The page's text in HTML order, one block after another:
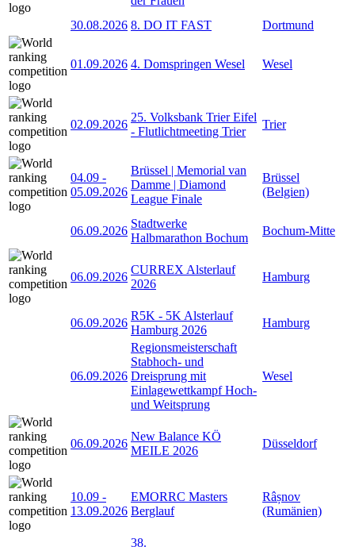
30.08.2026 8. DO IT FAST Dortmund
01.09.2026 4. Domspringen Wesel Wesel
02.09.2026
25. Volksbank Trier Eifel
- Flutlichtmeeting Trier
Trier
04.09 -
05.09.2026
Brüssel | Memorial van
Damme | Diamond
League Finale
Brüssel
(Belgien)
06.09.2026
Stadtwerke
Halbmarathon Bochum
Bochum-Mitte
06.09.2026
CURREX Alsterlauf
2026
Hamburg
06.09.2026
R5K - 5K Alsterlauf
Hamburg 2026
Hamburg
06.09.2026
Regionsmeisterschaft
Stabhoch- und
Dreisprung mit
Einlagewettkampf Hoch-
und Weitsprung
Wesel
06.09.2026
New Balance KÖ
MEILE 2026
Düsseldorf
10.09 -
13.09.2026
EMORRC Masters
Berglauf
Râșnov
(Rumänien)
38.